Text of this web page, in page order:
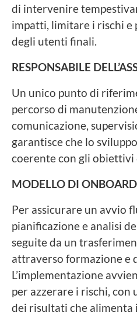
di intervenire
impatti, limitare i rischi e
degli utenti finali.
RESPONSABILE
Un unico punto di
percorso di
comunicazione,
garantisce che lo
coerente con gli obiettivi
MODELLO DI
Per assicurare un avvio
pianificazione e analisi
seguite da un
attraverso formazione e
L’implementazione
per azzerare i rischi, con
dei risultati che alimenta